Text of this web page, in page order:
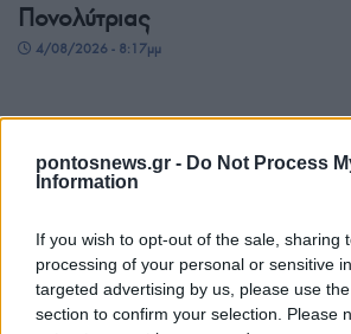
pontosnews.gr - Do Not Process
Information
If you wish to opt-out of the sale, sharing
processing of your personal or sensitive
targeted advertising by us, please use
section to confirm your selection. Please
Πονολύτριας
4/08/2026 - 8:17μμ